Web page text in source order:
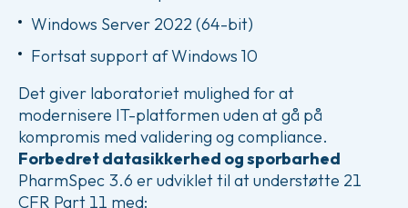
Windows Server 2022 (64-bit)
Fortsat support af Windows 10
Det giver laboratoriet mulighed for at
modernisere IT-platformen uden at gå på
kompromis med validering og compliance.
Forbedret datasikkerhed og sporbarhed
PharmSpec 3.6 er udviklet til at understøtte 21
CFR Part 11 med: